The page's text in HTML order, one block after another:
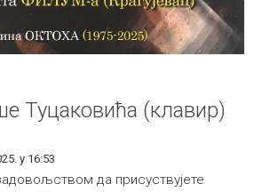
Туцаковића (клавир)
у 16:53
да присуствујете